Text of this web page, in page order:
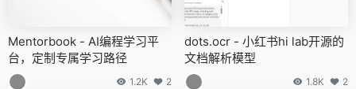
Mentorbook - AI编程学习平
台，定制专属学习路径
1.2K 2
dots.ocr - 小红书hi lab开源的
文档解析模型
1.8K 2